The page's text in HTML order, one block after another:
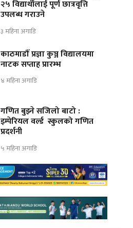
२५ विद्यार्थीलाई पूर्ण छात्रवृत्ति
उपलब्ध गराउने
३ महिना अगाडि
काठमाडौँ प्रज्ञा कुञ्ज विद्यालयमा
नाटक सप्ताह प्रारम्भ
४ महिना अगाडि
गणित बुझ्ने सजिलो बाटो :
इम्पेरियल वर्ल्ड स्कुलको गणित
प्रदर्शनी
५ महिना अगाडि